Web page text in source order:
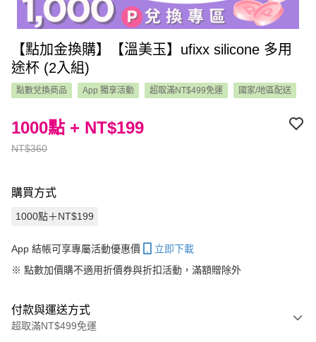
【點加金換購】【溫美玉】ufixx silicone 多用
途杯 (2入組)
點數兌換商品 App 獨享活動 超取滿NT$499免運 國家/地區配送
NT$360
1000點 + NT$199
購買方式
1000點＋NT$199
App 結帳可享專屬活動優惠價
立即下載
※ 點數加價購不適用折價券與折扣活動，滿額贈除外
付款與運送方式
超取滿NT$499免運